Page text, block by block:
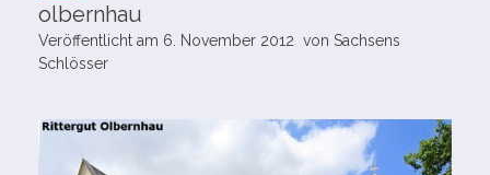
olbernhau
Veröffentlicht am 6. November 2012 von Sachsens
Schlösser